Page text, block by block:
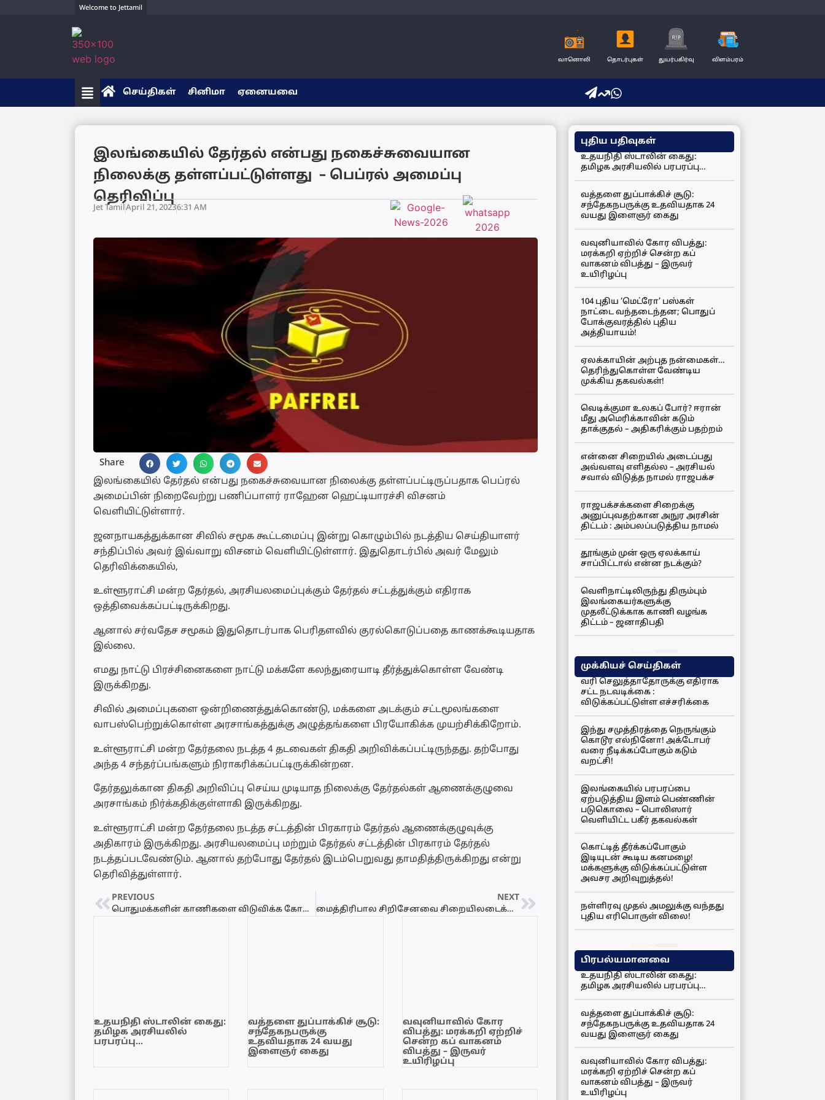
Welcome to Jettamil
வானொலி தொடர்புகள் துயர்பகிர்வு விளம்பரம்
செய்திகள் சினிமா ஏனையவை
இலங்கையில் தேர்தல் என்பது நகைச்சுவையான
நிலைக்கு தள்ளப்பட்டுள்ளது – பெப்ரல் அமைப்பு
தெரிவிப்பு
Jet TamilApril 21, 20236:31 AM
Share
இலங்கையில் தேர்தல் என்பது நகைச்சுவையான நிலைக்கு தள்ளப்பட்டிருப்பதாக பெப்ரல்
அமைப்பின் நிறைவேற்று பணிப்பாளர் ராஹேன ஹெட்டியாரச்சி விசனம்
வெளியிட்டுள்ளார்.
ஜனநாயகத்துக்கான சிவில் சமூக கூட்டமைப்பு இன்று கொழும்பில் நடத்திய செய்தியாளர்
சந்திப்பில் அவர் இவ்வாறு விசனம் வெளியிட்டுள்ளார். இதுதொடர்பில் அவர் மேலும்
தெரிவிக்கையில்,
உள்ளூராட்சி மன்ற தேர்தல், அரசியலமைப்புக்கும் தேர்தல் சட்டத்துக்கும் எதிராக
ஒத்திவைக்கப்பட்டிருக்கிறது.
ஆனால் சர்வதேச சமூகம் இதுதொடர்பாக பெரிதளவில் குரல்கொடுப்பதை காணக்கூடியதாக
இல்லை.
எமது நாட்டு பிரச்சினைகளை நாட்டு மக்களே கலந்துரையாடி தீர்த்துக்கொள்ள வேண்டி
இருக்கிறது.
சிவில் அமைப்புகளை ஒன்றிணைத்துக்கொண்டு, மக்களை அடக்கும் சட்டமூலங்களை
வாபஸ்பெற்றுக்கொள்ள அரசாங்கத்துக்கு அழுத்தங்களை பிரயோகிக்க முயற்சிக்கிறோம்.
உள்ளூராட்சி மன்ற தேர்தலை நடத்த 4 தடவைகள் திகதி அறிவிக்கப்பட்டிருந்தது. தற்போது
அந்த 4 சந்தர்ப்பங்களும் நிராகரிக்கப்பட்டிருக்கின்றன.
தேர்தலுக்கான திகதி அறிவிப்பு செய்ய முடியாத நிலைக்கு தேர்தல்கள் ஆணைக்குழுவை
அரசாங்கம் நிர்க்கதிக்குள்ளாகி இருக்கிறது.
உள்ளூராட்சி மன்ற தேர்தலை நடத்த சட்டத்தின் பிரகாரம் தேர்தல் ஆணைக்குழுவுக்கு
அதிகாரம் இருக்கிறது. அரசியலமைப்பு மற்றும் தேர்தல் சட்டத்தின் பிரகாரம் தேர்தல்
நடத்தப்படவேண்டும். ஆனால் தற்போது தேர்தல் இடம்பெறுவது தாமதித்திருக்கிறது என்று
தெரிவித்துள்ளார்.
PREVIOUS
பொதுமக்களின் காணிகளை விடுவிக்க கோரி வடமாகாண ஆளுநரிடம் மகஜர் கையளிப்பு
NEXT
மைத்திரிபால சிறிசேனவை சிறையிலடைக்க வேண்டும் – சரத் பொன்சேக்கா கோரிக்கை
உதயநிதி ஸ்டாலின் கைது:
தமிழக அரசியலில்
பரபரப்பு…
வத்தளை துப்பாக்கிச் சூடு:
சந்தேகநபருக்கு
உதவியதாக 24 வயது
இளைஞர் கைது
வவுனியாவில் கோர
விபத்து: மரக்கறி ஏற்றிச்
சென்ற கப் வாகனம்
விபத்து – இருவர்
உயிரிழப்பு
புதிய பதிவுகள்
உதயநிதி ஸ்டாலின் கைது:
தமிழக அரசியலில் பரபரப்பு…
வத்தளை துப்பாக்கிச் சூடு:
சந்தேகநபருக்கு உதவியதாக 24
வயது இளைஞர் கைது
வவுனியாவில் கோர விபத்து:
மரக்கறி ஏற்றிச் சென்ற கப்
வாகனம் விபத்து – இருவர்
உயிரிழப்பு
104 புதிய ‘மெட்ரோ’ பஸ்கள்
நாட்டை வந்தடைந்தன; பொதுப்
போக்குவரத்தில் புதிய
அத்தியாயம்!
ஏலக்காயின் அற்புத நன்மைகள்…
தெரிந்துகொள்ள வேண்டிய
முக்கிய தகவல்கள்!
வெடிக்குமா உலகப் போர்? ஈரான்
மீது அமெரிக்காவின் கடும்
தாக்குதல் – அதிகரிக்கும் பதற்றம்
என்னை சிறையில் அடைப்பது
அவ்வளவு எளிதல்ல – அரசியல்
சவால் விடுத்த நாமல் ராஜபக்ச
ராஜபக்சக்களை சிறைக்கு
அனுப்புவதற்கான அநுர அரசின்
திட்டம் : அம்பலப்படுத்திய நாமல்
தூங்கும் முன் ஒரு ஏலக்காய்
சாப்பிட்டால் என்ன நடக்கும்?
வெளிநாட்டிலிருந்து திரும்பும்
இலங்கையர்களுக்கு
முதலீட்டுக்காக காணி வழங்க
திட்டம் – ஜனாதிபதி
முக்கியச் செய்திகள்
வரி செலுத்தாதோருக்கு எதிராக
சட்ட நடவடிக்கை :
விடுக்கப்பட்டுள்ள எச்சரிக்கை
இந்து சமுத்திரத்தை நெருங்கும்
கொடூர எல்நினோ! அக்டோபர்
வரை நீடிக்கப்போகும் கடும்
வறட்சி!
இலங்கையில் பரபரப்பை
ஏற்படுத்திய இளம் பெண்ணின்
படுகொலை – பொலிஸார்
வெளியிட்ட பகீர் தகவல்கள்
கொட்டித் தீர்க்கப்போகும்
இடியுடன் கூடிய கனமழை!
மக்களுக்கு விடுக்கப்பட்டுள்ள
அவசர அறிவுறுத்தல்!
நள்ளிரவு முதல் அமலுக்கு வந்தது
புதிய எரிபொருள் விலை!
பிரபல்யமானவை
உதயநிதி ஸ்டாலின் கைது:
தமிழக அரசியலில் பரபரப்பு…
வத்தளை துப்பாக்கிச் சூடு:
சந்தேகநபருக்கு உதவியதாக 24
வயது இளைஞர் கைது
வவுனியாவில் கோர விபத்து:
மரக்கறி ஏற்றிச் சென்ற கப்
வாகனம் விபத்து – இருவர்
உயிரிழப்பு